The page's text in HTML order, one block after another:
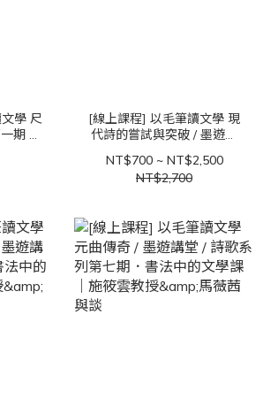
學 尺
書
[線上課程] 以毛筆讀文學 現
代詩的嘗試與突破 / 墨遊講
文學課｜施筱雲教授&李念
祖與談
NT$700 ~ NT$2,500
NT$2,700